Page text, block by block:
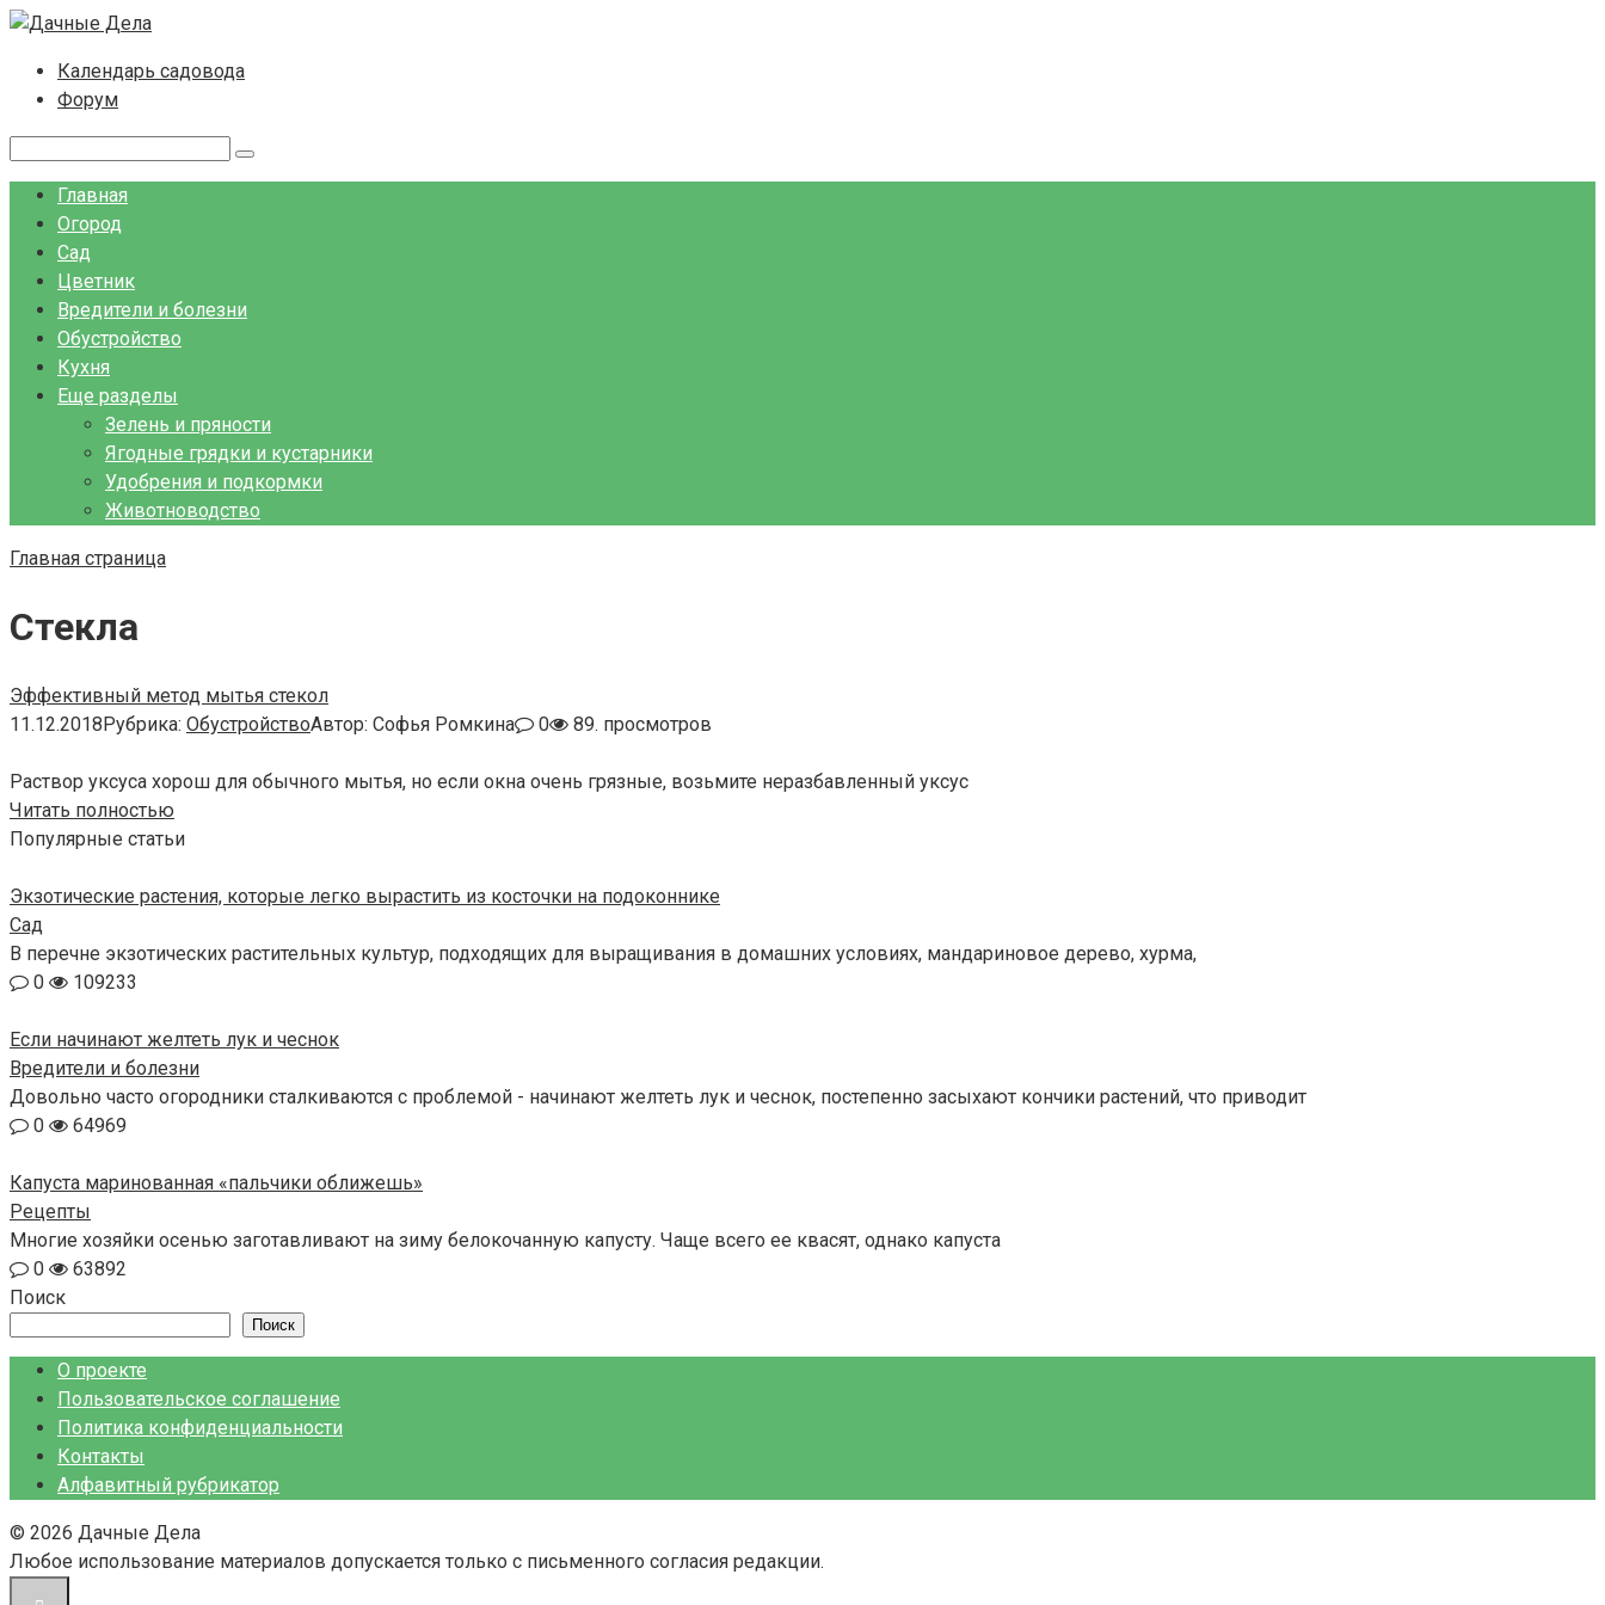
Перейти
контентуКалендарь садовода
Форум
Главная
Огород
Сад
Цветник
Вредители и болезни
Обустройство
Кухня
Еще разделы
Зелень и пряности
Ягодные грядки и кустарники
Удобрения и подкормки
Животноводство
Главная страница
Стекла
Эффективный метод мытья стекол
11.12.2018Рубрика: ОбустройствоАвтор: Софья Ромкина 0 89. просмотров
Раствор уксуса хорош для обычного мытья, но если окна очень грязные, возьмите неразбавленный уксус
Читать полностью
Популярные статьи
Экзотические растения, которые легко вырастить из косточки на подоконнике
Сад
В перечне экзотических растительных культур, подходящих для выращивания в домашних условиях, мандариновое дерево, хурма,
0
109233
Если начинают желтеть лук и чеснок
Вредители и болезни
Довольно часто огородники сталкиваются с проблемой - начинают желтеть лук и чеснок, постепенно засыхают кончики растений, что приводит
0
64969
Капуста маринованная «пальчики оближешь»
Рецепты
Многие хозяйки осенью заготавливают на зиму белокочанную капусту. Чаще всего ее квасят, однако капуста
0
63892
Поиск
Поиск
О проекте
Пользовательское соглашение
Политика конфиденциальности
Контакты
Алфавитный рубрикатор
© 2026 Дачные Дела
Любое использование материалов допускается только с письменного согласия редакции.